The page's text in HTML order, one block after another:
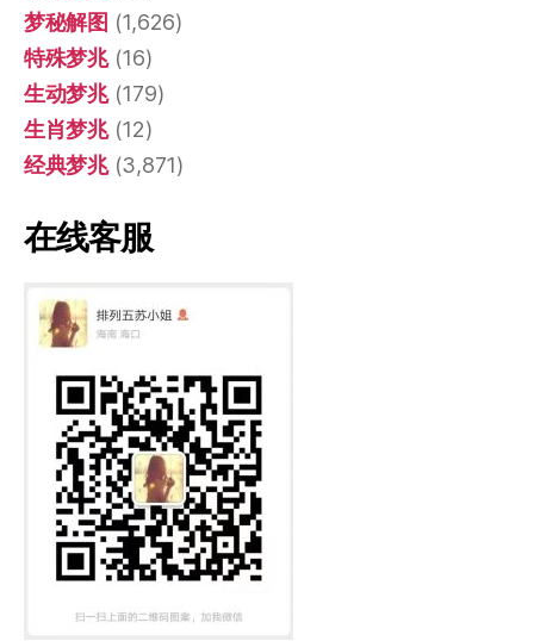
梦秘解图 (1,626)
特殊梦兆(16)
生动梦兆(179)
生肖梦兆(12)
经典梦兆(3,871)
在线客服